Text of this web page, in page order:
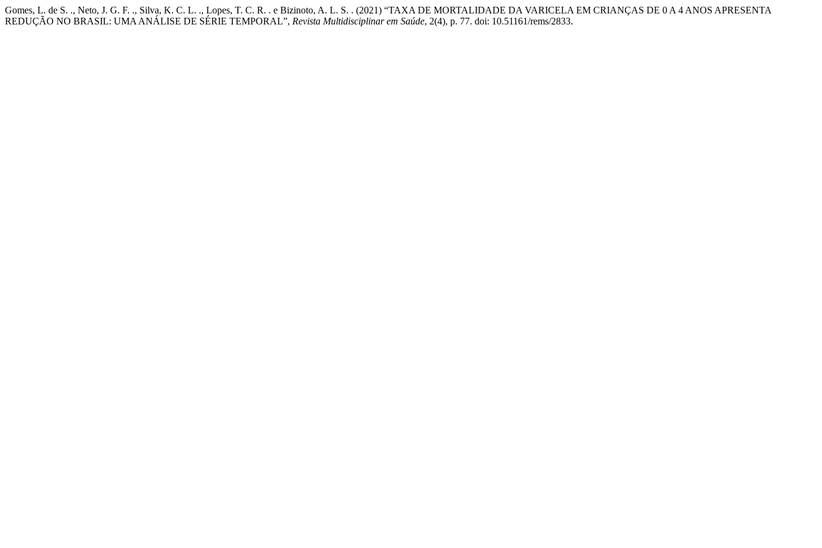
Gomes, L. de S. ., Neto, J. G. F. ., Silva, K. C. L. ., Lopes, T. C. R. . e Bizinoto, A. L. S. . (2021) “TAXA DE MORTALIDADE DA VARICELA EM CRIANÇAS DE 0 A 4 ANOS APRESENTA
REDUÇÃO NO BRASIL: UMA ANÁLISE DE SÉRIE TEMPORAL”, Revista Multidisciplinar em Saúde, 2(4), p. 77. doi: 10.51161/rems/2833.